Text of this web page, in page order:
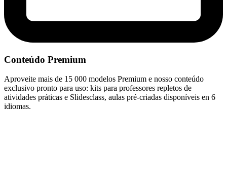
Conteúdo Premium
Aproveite mais de 15 000 modelos Premium e nosso conteúdo
exclusivo pronto para uso: kits para professores repletos de
atividades práticas e Slidesclass, aulas pré-criadas disponíveis en 6
idiomas.